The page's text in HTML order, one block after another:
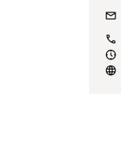
email
call
nest_clock_farsight_analog
language